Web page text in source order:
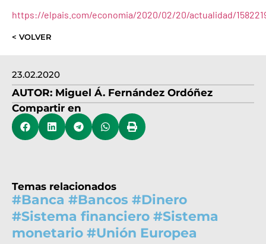
23.02.2020
AUTOR: Miguel Á. Fernández Ordóñez
Compartir en
Temas relacionados
#Banca #Bancos #Dinero
#Sistema financiero #Sistema
monetario #Unión Europea
https://elpais.com/economia/2020/02/20/actualidad/
< VOLVER